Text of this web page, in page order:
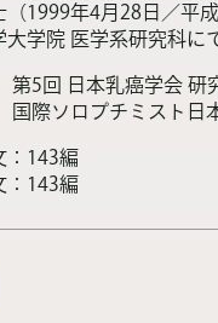
（1999年4月28日／平成
大学院 医学系研究科に
5回 日本乳癌学会 研
際ソロプチミスト日
：143編
：143編